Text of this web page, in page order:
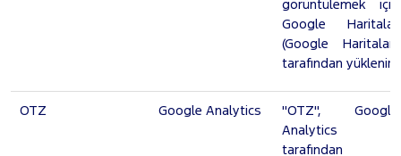
görüntülemek için
Google Haritalar
(Google Haritalar)
tarafından yüklenir.
OTZ Google Analytics
"OTZ", Google
Analytics
tarafından